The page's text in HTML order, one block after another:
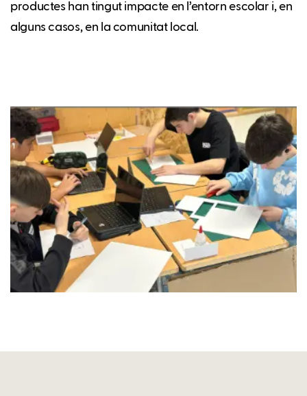
productes han tingut impacte en l’entorn escolar i, en
alguns casos, en la comunitat local.